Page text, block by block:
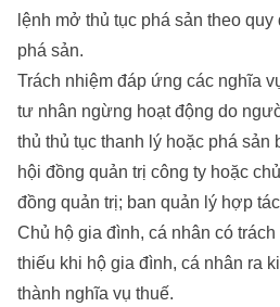
lệnh mở thủ tục phá sản theo
phá sản.
Trách nhiệm đáp ứng các nghĩa
tư nhân ngừng hoạt động do
thủ thủ tục thanh lý hoặc phá sản
hội đồng quản trị công ty hoặc
đồng quản trị; ban quản lý hợp
Chủ hộ gia đình, cá nhân có
thiếu khi hộ gia đình, cá nhân ra
thành nghĩa vụ thuế.